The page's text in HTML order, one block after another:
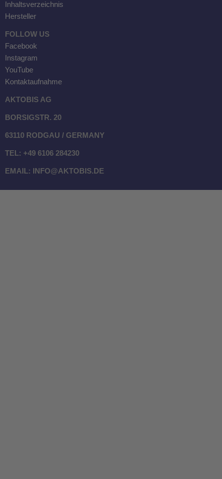
Inhaltsverzeichnis
Hersteller
FOLLOW US
Facebook
Instagram
YouTube
Kontaktaufnahme
AKTOBIS AG
BORSIGSTR. 20
63110 RODGAU / GERMANY
TEL: +49 6106 284230
EMAIL: INFO@AKTOBIS.DE